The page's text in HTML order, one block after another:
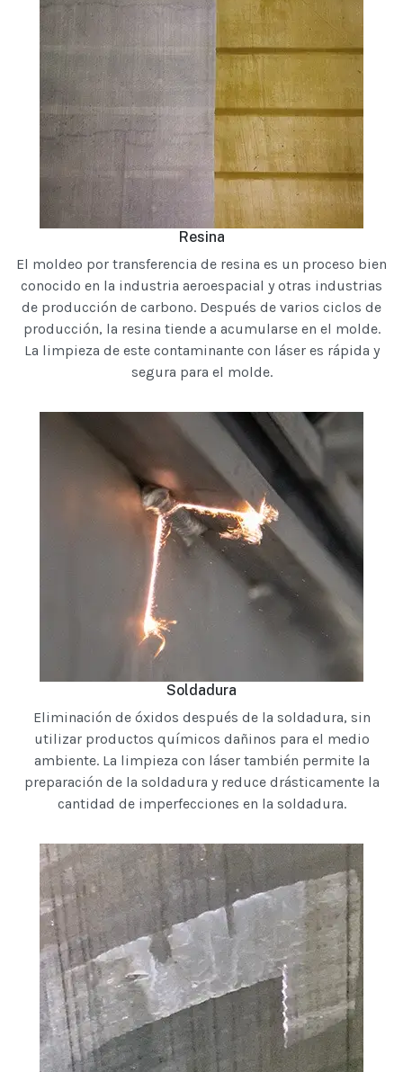
Resina
El moldeo por transferencia de resina es un proceso bien
conocido en la industria aeroespacial y otras industrias
de producción de carbono. Después de varios ciclos de
producción, la resina tiende a acumularse en el molde.
La limpieza de este contaminante con láser es rápida y
segura para el molde.
Soldadura
Eliminación de óxidos después de la soldadura, sin
utilizar productos químicos dañinos para el medio
ambiente. La limpieza con láser también permite la
preparación de la soldadura y reduce drásticamente la
cantidad de imperfecciones en la soldadura.